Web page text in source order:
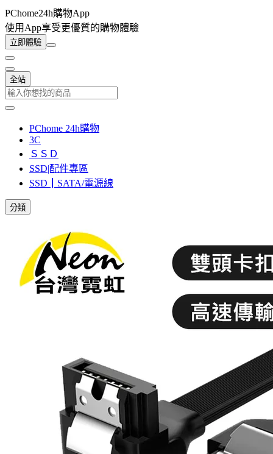
PChome24h購物App
使用App享受更優質的購物體驗
立即體驗
全站
PChome 24h購物
3C
ＳＳＤ
SSD|配件專區
SSD┃SATA/電源線
分類